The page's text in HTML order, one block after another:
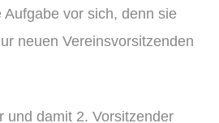
vor sich, denn sie
neuen Vereinsvorsitzenden
und damit 2. Vorsitzender